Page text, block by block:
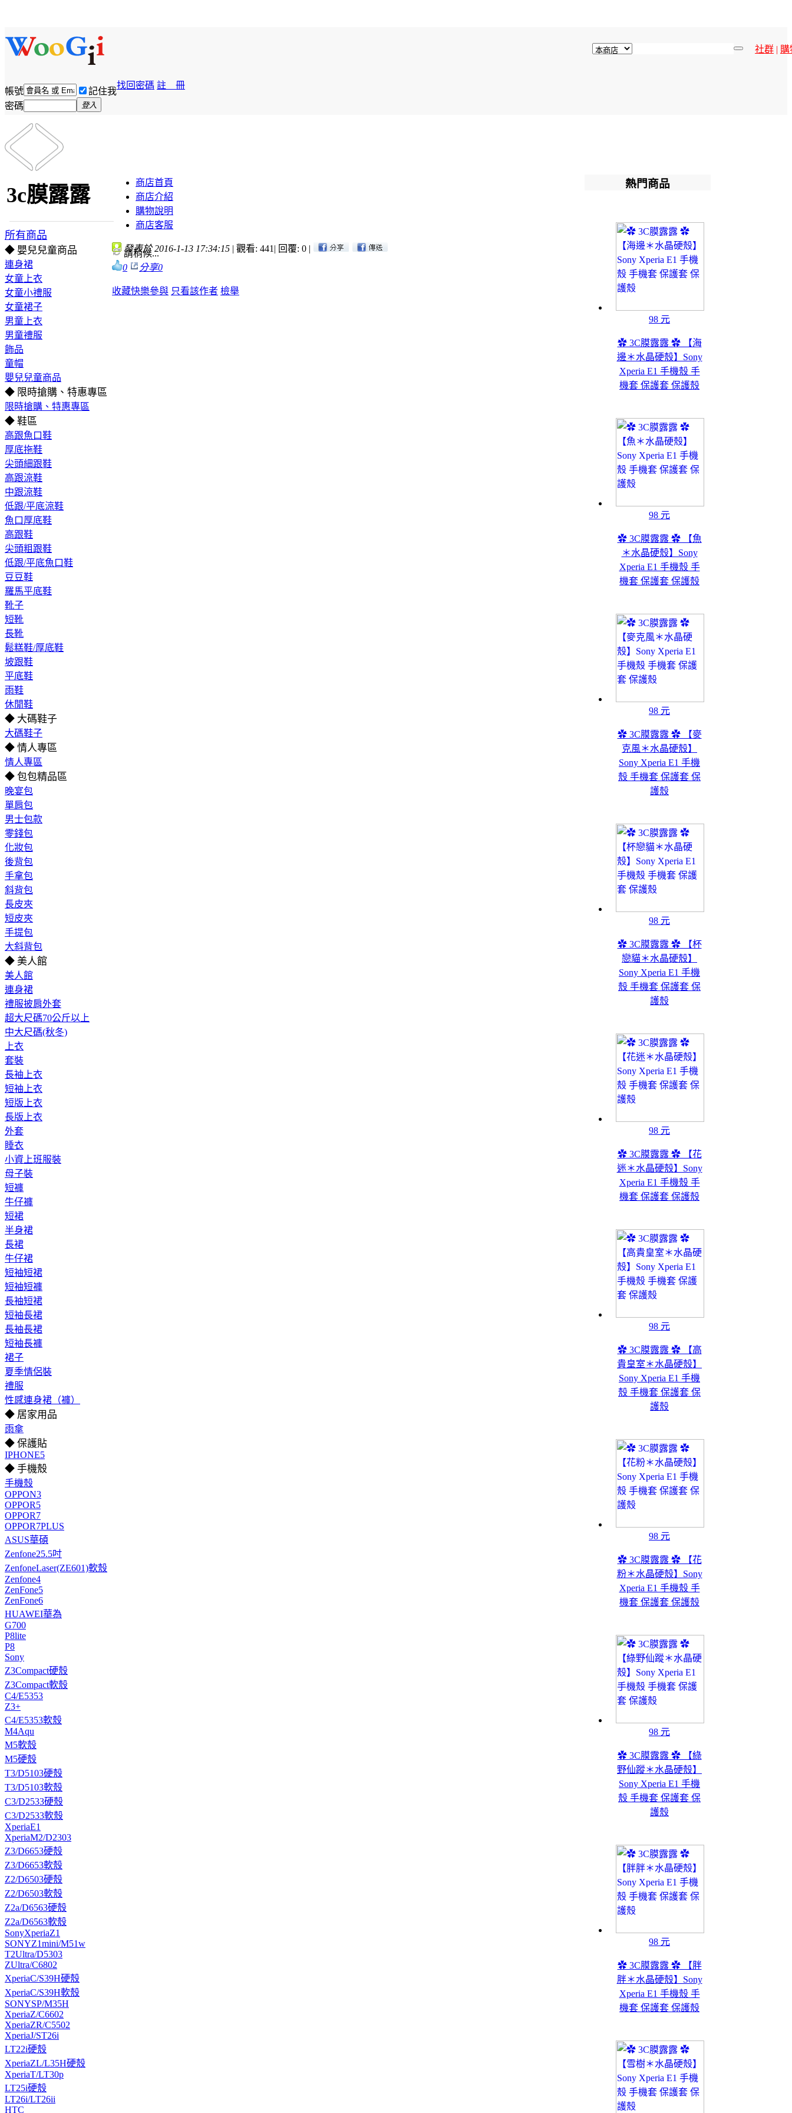
社群 | 購
帳號 記住我
找回密碼 註 冊
密碼 登入
3c膜露露
所有商品
◆ 嬰兒兒童商品
連身裙
女童上衣
女童小禮服
女童裙子
男童上衣
男童禮服
飾品
童帽
嬰兒兒童商品
◆ 限時搶購、特惠專區
限時搶購、特惠專區
◆ 鞋區
高跟魚口鞋
厚底拖鞋
尖頭細跟鞋
高跟涼鞋
中跟涼鞋
低跟/平底涼鞋
魚口厚底鞋
高跟鞋
尖頭粗跟鞋
低跟/平底魚口鞋
豆豆鞋
羅馬平底鞋
靴子
短靴
長靴
鬆糕鞋/厚底鞋
坡跟鞋
平底鞋
雨鞋
休閒鞋
◆ 大碼鞋子
大碼鞋子
◆ 情人專區
情人專區
◆ 包包精品區
晚宴包
單肩包
男士包款
零錢包
化妝包
後背包
手拿包
斜背包
長皮夾
短皮夾
手提包
大斜背包
◆ 美人館
美人館
連身裙
禮服披肩外套
超大尺碼70公斤以上
中大尺碼(秋冬)
上衣
套裝
長袖上衣
短袖上衣
短版上衣
長版上衣
外套
睡衣
小資上班服裝
母子裝
短褲
牛仔褲
短裙
半身裙
長裙
牛仔裙
短袖短裙
短袖短褲
長袖短裙
短袖長裙
長袖長裙
短袖長褲
裙子
夏季情侶裝
禮服
性感連身裙（褲）
◆ 居家用品
雨傘
◆ 保護貼
IPHONE5
◆ 手機殼
手機殼
OPPON3
OPPOR5
OPPOR7
OPPOR7PLUS
ASUS華碩
Zenfone25.5吋
ZenfoneLaser(ZE601)軟殼
Zenfone4
ZenFone5
ZenFone6
HUAWEI華為
G700
P8lite
P8
Sony
Z3Compact硬殼
Z3Compact軟殼
C4/E5353
Z3+
C4/E5353軟殼
M4Aqu
M5軟殼
M5硬殼
T3/D5103硬殼
T3/D5103軟殼
C3/D2533硬殼
C3/D2533軟殼
XperiaE1
XperiaM2/D2303
Z3/D6653硬殼
Z3/D6653軟殼
Z2/D6503硬殼
Z2/D6503軟殼
Z2a/D6563硬殼
Z2a/D6563軟殼
SonyXperiaZ1
SONYZ1mini/M51w
T2Ultra/D5303
ZUltra/C6802
XperiaC/S39H硬殼
XperiaC/S39H軟殼
SONYSP/M35H
XperiaZ/C6602
XperiaZR/C5502
XperiaJ/ST26i
LT22i硬殼
XperiaZL/L35H硬殼
XperiaT/LT30p
LT25i硬殼
LT26i/LT26ii
HTC
商店首頁
商店介紹
購物說明
商店客服
發表於 2016-1-13 17:34:15 | 觀看: 441 | 回覆: 0 |
請稍候...
0
分享0
收藏快樂參與 只看該作者 檢舉
熱門商品
98 元
✿ 3C膜露露 ✿ 【海
邊＊水晶硬殼】Sony
Xperia E1 手機殼 手
機套 保護套 保護殼
98 元
✿ 3C膜露露 ✿ 【魚
＊水晶硬殼】Sony
Xperia E1 手機殼 手
機套 保護套 保護殼
98 元
✿ 3C膜露露 ✿ 【麥
克風＊水晶硬殼】
Sony Xperia E1 手機
殼 手機套 保護套 保
護殼
98 元
✿ 3C膜露露 ✿ 【杯
戀貓＊水晶硬殼】
Sony Xperia E1 手機
殼 手機套 保護套 保
護殼
98 元
✿ 3C膜露露 ✿ 【花
迷＊水晶硬殼】Sony
Xperia E1 手機殼 手
機套 保護套 保護殼
98 元
✿ 3C膜露露 ✿ 【高
貴皇室＊水晶硬殼】
Sony Xperia E1 手機
殼 手機套 保護套 保
護殼
98 元
✿ 3C膜露露 ✿ 【花
粉＊水晶硬殼】Sony
Xperia E1 手機殼 手
機套 保護套 保護殼
98 元
✿ 3C膜露露 ✿ 【綠
野仙蹤＊水晶硬殼】
Sony Xperia E1 手機
殼 手機套 保護套 保
護殼
98 元
✿ 3C膜露露 ✿ 【胖
胖＊水晶硬殼】Sony
Xperia E1 手機殼 手
機套 保護套 保護殼